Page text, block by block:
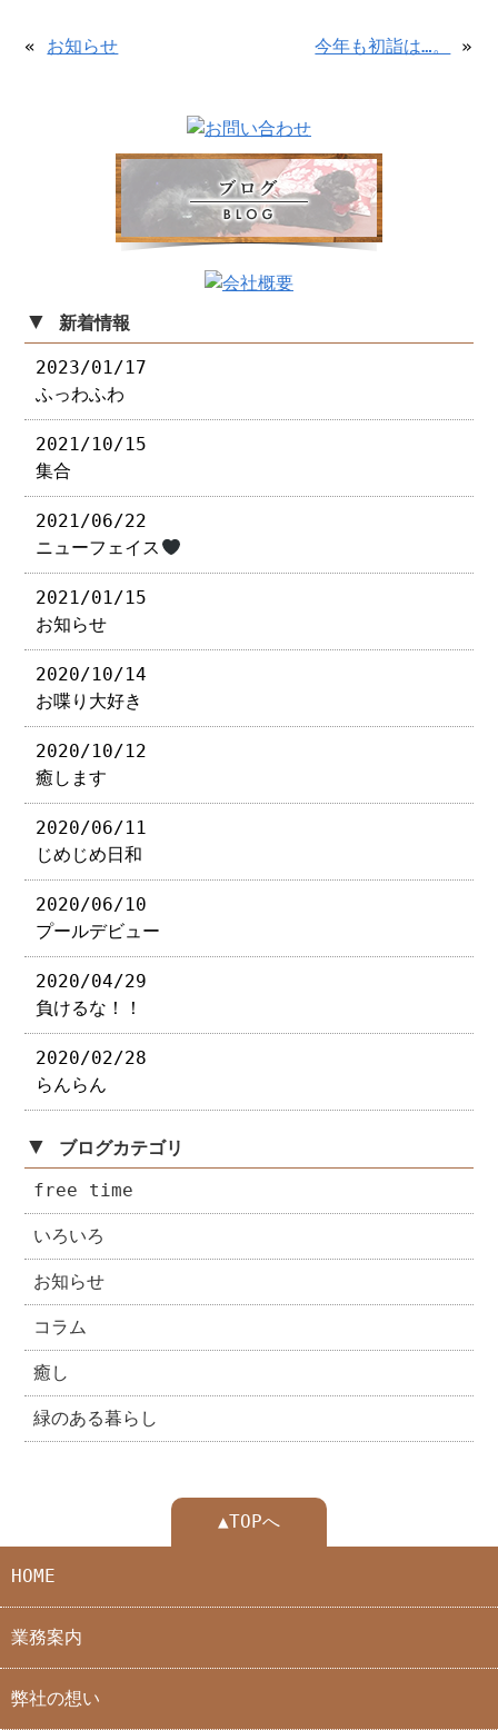
« お知らせ 今年も初詣は…。 »
▼ 新着情報
2023/01/17
ふっわふわ
2021/10/15
集合
2021/06/22
ニューフェイス
2021/01/15
お知らせ
2020/10/14
お喋り大好き
2020/10/12
癒します
2020/06/11
じめじめ日和
2020/06/10
プールデビュー
2020/04/29
負けるな！！
2020/02/28
らんらん
▼ ブログカテゴリ
free time
いろいろ
お知らせ
コラム
癒し
緑のある暮らし
▲TOPへ
HOME
業務案内
弊社の想い